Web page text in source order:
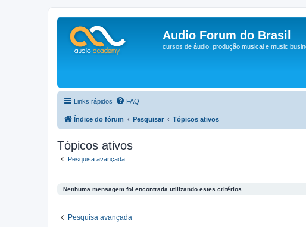
Audio Forum do Brasil
cursos de áudio, produção musical e music
Links rápidos FAQ
Índice do fórum Pesquisar Tópicos ativos
Tópicos ativos
Pesquisa avançada
Nenhuma mensagem foi encontrada utilizando estes critérios
Pesquisa avançada